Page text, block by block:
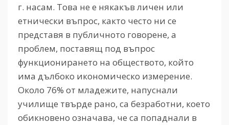
г. насам. Това не е някакъв личен или
етнически въпрос, както често ни се
представя в публичното говорене, а
проблем, поставящ под въпрос
функционирането на обществото, който
има дълбоко икономическо измерение.
Около 76% от младежите, напуснали
училище твърде рано, са безработни, което
обикновено означава, че са попаднали в